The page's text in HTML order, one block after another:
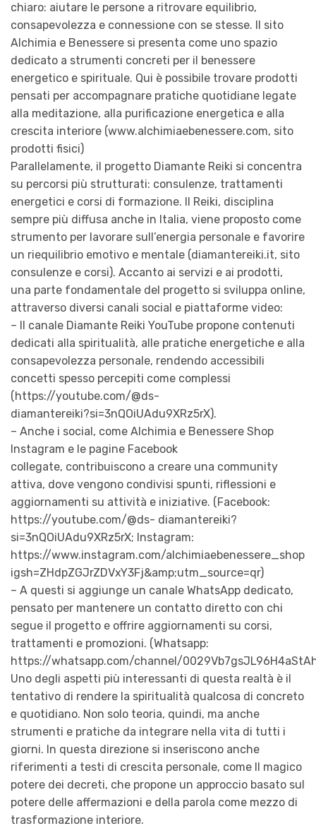
chiaro: aiutare le persone a ritrovare equilibrio,
consapevolezza e connessione con se stesse. Il sito
Alchimia e Benessere si presenta come uno spazio
dedicato a strumenti concreti per il benessere
energetico e spirituale. Qui è possibile trovare prodotti
pensati per accompagnare pratiche quotidiane legate
alla meditazione, alla purificazione energetica e alla
crescita interiore (www.alchimiaebenessere.com, sito
prodotti fisici)
Parallelamente, il progetto Diamante Reiki si concentra
su percorsi più strutturati: consulenze, trattamenti
energetici e corsi di formazione. Il Reiki, disciplina
sempre più diffusa anche in Italia, viene proposto come
strumento per lavorare sull’energia personale e favorire
un riequilibrio emotivo e mentale (diamantereiki.it, sito
consulenze e corsi). Accanto ai servizi e ai prodotti,
una parte fondamentale del progetto si sviluppa online,
attraverso diversi canali social e piattaforme video:
– Il canale Diamante Reiki YouTube propone contenuti
dedicati alla spiritualità, alle pratiche energetiche e alla
consapevolezza personale, rendendo accessibili
concetti spesso percepiti come complessi
(https://youtube.com/@ds-
diamantereiki?si=3nQOiUAdu9XRz5rX).
– Anche i social, come Alchimia e Benessere Shop
Instagram e le pagine Facebook
collegate, contribuiscono a creare una community
attiva, dove vengono condivisi spunti, riflessioni e
aggiornamenti su attività e iniziative. (Facebook:
https://youtube.com/@ds- diamantereiki?
si=3nQOiUAdu9XRz5rX; Instagram:
https://www.instagram.com/alchimiaebenessere_shop
igsh=ZHdpZGJrZDVxY3Fj&amp;utm_source=qr)
– A questi si aggiunge un canale WhatsApp dedicato,
pensato per mantenere un contatto diretto con chi
segue il progetto e offrire aggiornamenti su corsi,
trattamenti e promozioni. (Whatsapp:
https://whatsapp.com/channel/
Uno degli aspetti più interessanti di questa realtà è il
tentativo di rendere la spiritualità qualcosa di concreto
e quotidiano. Non solo teoria, quindi, ma anche
strumenti e pratiche da integrare nella vita di tutti i
giorni. In questa direzione si inseriscono anche
riferimenti a testi di crescita personale, come Il magico
potere dei decreti, che propone un approccio basato sul
potere delle affermazioni e della parola come mezzo di
trasformazione interiore.